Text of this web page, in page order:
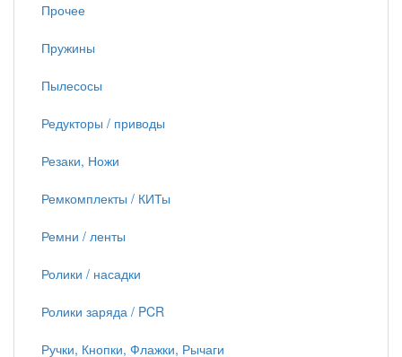
Прочее
Пружины
Пылесосы
Редукторы / приводы
Резаки, Ножи
Ремкомплекты / КИТы
Ремни / ленты
Ролики / насадки
Ролики заряда / PCR
Ручки, Кнопки, Флажки, Рычаги